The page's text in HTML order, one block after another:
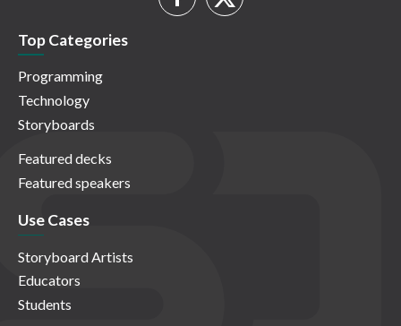
Top Categories
Programming
Technology
Storyboards
Featured decks
Featured speakers
Use Cases
Storyboard Artists
Educators
Students